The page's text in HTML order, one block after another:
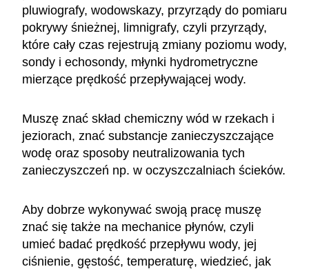
pluwiografy, wodowskazy, przyrządy do pomiaru
pokrywy śnieżnej, limnigrafy, czyli przyrządy,
które cały czas rejestrują zmiany poziomu wody,
sondy i echosondy, młynki hydrometryczne
mierzące prędkość przepływającej wody.
Muszę znać skład chemiczny wód w rzekach i
jeziorach, znać substancje zanieczyszczające
wodę oraz sposoby neutralizowania tych
zanieczyszczeń np. w oczyszczalniach ścieków.
Aby dobrze wykonywać swoją pracę muszę
znać się także na mechanice płynów, czyli
umieć badać prędkość przepływu wody, jej
ciśnienie, gęstość, temperaturę, wiedzieć, jak